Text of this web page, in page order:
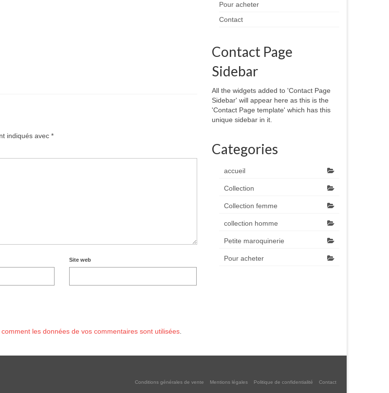
indiqués avec *
Site web
les données de vos commentaires sont utilisées
Pour acheter
Contact
Contact Page
Sidebar
All the widgets added to 'Contact Page
Sidebar' will appear here as this is the
'Contact Page template' which has this
unique sidebar in it.
Categories
accueil
Collection
Collection femme
collection homme
Petite maroquinerie
Pour acheter
Conditions générales de vente Mentions légales Politique de confidentialité Contact